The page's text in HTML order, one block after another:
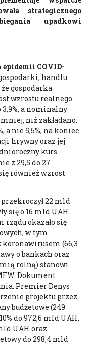
strategicznego
upadkowi
COVID-
handlu
gospodarka
wzrostu realnego
3,9%, a nominalny
niż zakładano.
a nie 5,5%, na koniec
hrywny oraz jej
kurs
z 29,5 do 27
również wzrost
22 mld
się o 16 mld UAH.
okazało się
w tym
(66,3
o bankach oraz
rolną) stanowi
Dokument
Premier Denys
projektu przez
budżetowe (249
do 972,6 mld UAH,
UAH oraz
do 298,4 mld